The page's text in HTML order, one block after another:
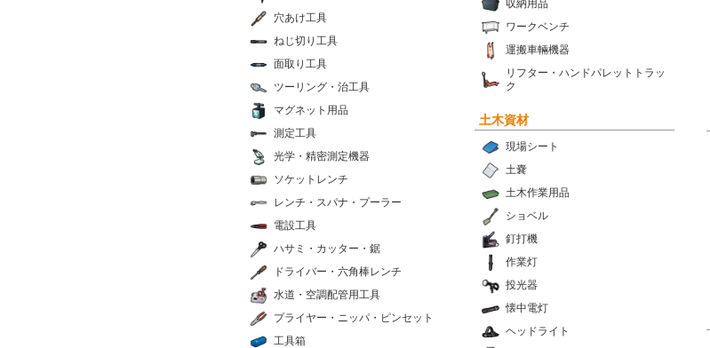
収納用品
ワークベンチ
運搬車輛機器
リフター・ハンドパレットトラッ
ク
穴あけ工具
ねじ切り工具
面取り工具
ツーリング・治工具
マグネット用品
測定工具
光学・精密測定機器
ソケットレンチ
レンチ・スパナ・プーラー
電設工具
ハサミ・カッター・鋸
ドライバー・六角棒レンチ
水道・空調配管用工具
プライヤー・ニッパ・ピンセット
工具箱
土木資材
現場シート
土嚢
土木作業用品
ショベル
釘打機
作業灯
投光器
懐中電灯
ヘッドライト